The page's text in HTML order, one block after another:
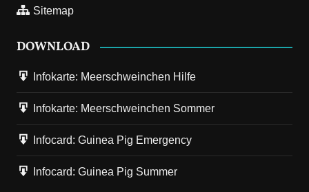
Sitemap
DOWNLOAD
Infokarte: Meerschweinchen Hilfe
Infokarte: Meerschweinchen Sommer
Infocard: Guinea Pig Emergency
Infocard: Guinea Pig Summer